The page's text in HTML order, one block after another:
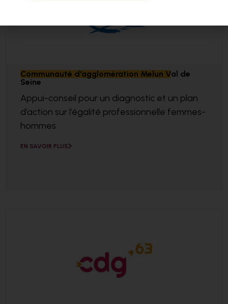
Communauté d'agglomération Melun Val de
Seine
Appui-conseil pour un diagnostic et un plan
d’action sur l’égalité professionnelle femmes-
hommes
EN SAVOIR PLUS